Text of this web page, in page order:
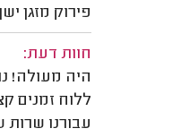
פירוק מזגן
חוות דעת:
היה מעולה!
ללוח זמנים
עבורנו שרות